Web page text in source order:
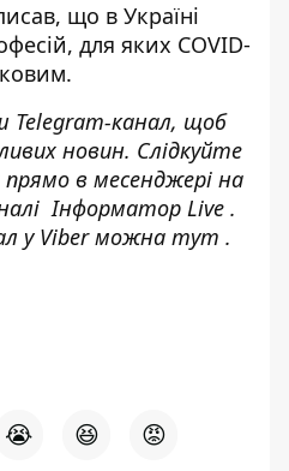
що в Україні
для яких COVID-
Telegram-канал, щоб
новин. Слідкуйте
в месенджері на
Інформатор Live .
у Viber можна тут .
😭 😆 😡